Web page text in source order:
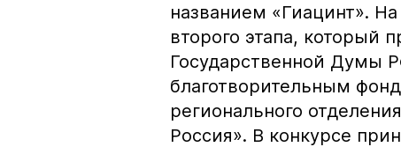
названием «Гиацинт».
второго этапа, который
Государственной Думы
благотворительным
регионального
Россия». В конкурсе